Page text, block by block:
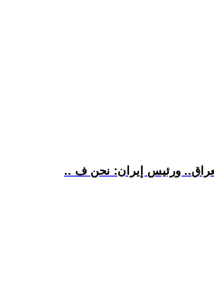
ورئيس إيران: نحن ف